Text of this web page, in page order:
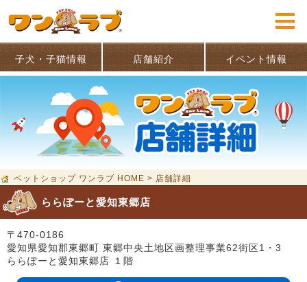
子犬・子猫情報 店舗紹介 イベント情報
ペットショップ ワンラブ HOME > 店舗詳細
ららぽーと愛知東郷店
〒470-0186
愛知県愛知郡東郷町 東郷中央土地区画整理事業62街区1・3
ららぽーと愛知東郷店 １階